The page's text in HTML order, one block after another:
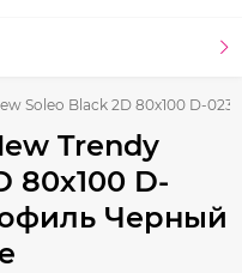
Soleo Black 2D 80х100 D-
Trendy
80х100 D-
Черный